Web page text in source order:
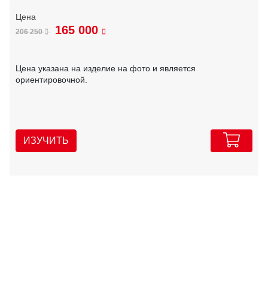
206 250 165 000
Цена указана на изделие на фото и является
ориентировочной.
ИЗУЧИТЬ